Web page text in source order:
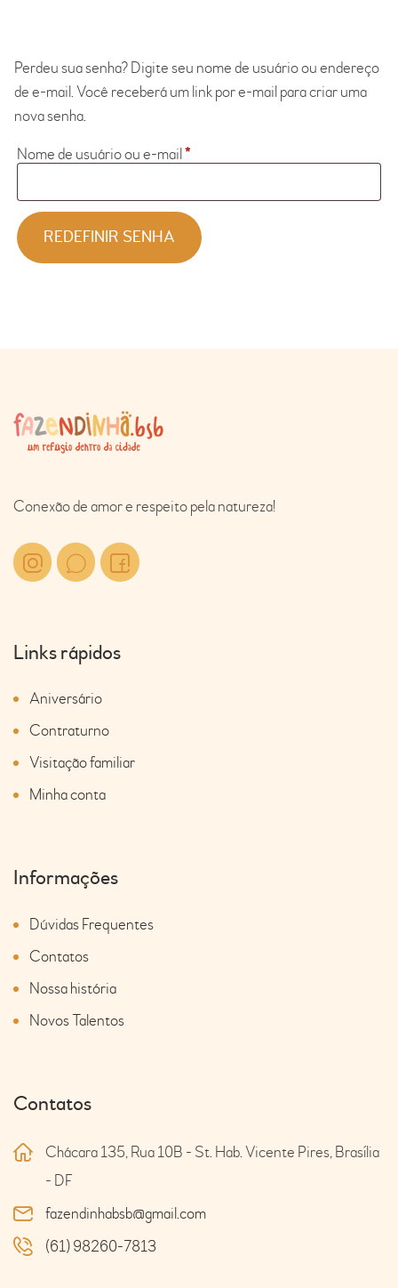
Perdeu sua senha? Digite seu nome de usuário ou endereço
de e-mail. Você receberá um link por e-mail para criar uma
nova senha.
Nome de usuário ou e-mail*
REDEFINIR SENHA
Conexão de amor e respeito pela natureza!
Links rápidos
Aniversário
Contraturno
Visitação familiar
Minha conta
Informações
Dúvidas Frequentes
Contatos
Nossa história
Novos Talentos
Contatos
Chácara 135, Rua 10B - St. Hab. Vicente Pires, Brasília
- DF
fazendinhabsb@gmail.com
(61) 98260-7813